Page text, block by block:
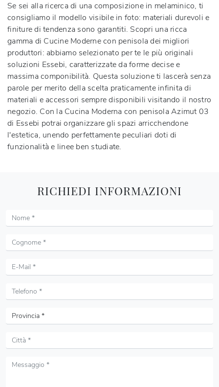
Se sei alla ricerca di una composizione in melaminico, ti
consigliamo il modello visibile in foto: materiali durevoli e
finiture di tendenza sono garantiti. Scopri una ricca
gamma di Cucine Moderne con penisola dei migliori
produttori: abbiamo selezionato per te le più originali
soluzioni Essebi, caratterizzate da forme decise e
massima componibilità. Questa soluzione ti lascerà senza
parole per merito della scelta praticamente infinita di
materiali e accessori sempre disponibili visitando il nostro
negozio. Con la Cucina Moderna con penisola Azimut 03
di Essebi potrai organizzare gli spazi arricchendone
l'estetica, unendo perfettamente peculiari doti di
funzionalità e linee ben studiate.
RICHIEDI INFORMAZIONI